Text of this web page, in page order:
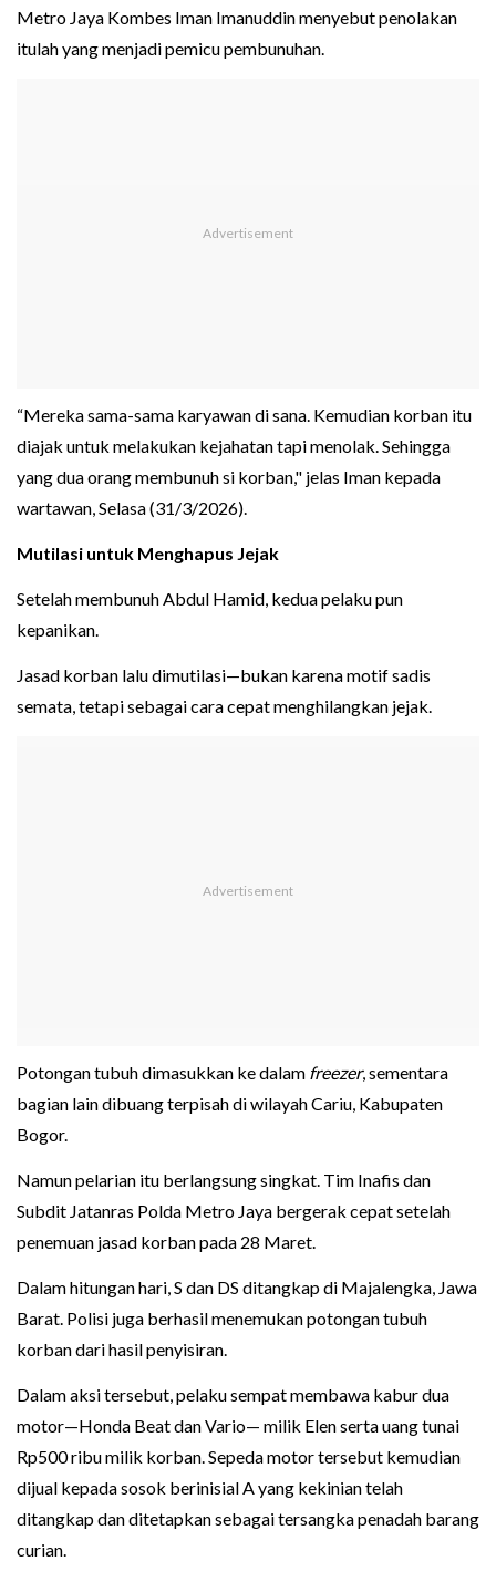
Metro Jaya Kombes Iman Imanuddin menyebut penolakan
itulah yang menjadi pemicu pembunuhan.
“Mereka sama-sama karyawan di sana. Kemudian korban itu
diajak untuk melakukan kejahatan tapi menolak. Sehingga
yang dua orang membunuh si korban," jelas Iman kepada
wartawan, Selasa (31/3/2026).
Mutilasi untuk Menghapus Jejak
Setelah membunuh Abdul Hamid, kedua pelaku pun
kepanikan.
Jasad korban lalu dimutilasi—bukan karena motif sadis
semata, tetapi sebagai cara cepat menghilangkan jejak.
Potongan tubuh dimasukkan ke dalam freezer, sementara
bagian lain dibuang terpisah di wilayah Cariu, Kabupaten
Bogor.
Namun pelarian itu berlangsung singkat. Tim Inafis dan
Subdit Jatanras Polda Metro Jaya bergerak cepat setelah
penemuan jasad korban pada 28 Maret.
Dalam hitungan hari, S dan DS ditangkap di Majalengka, Jawa
Barat. Polisi juga berhasil menemukan potongan tubuh
korban dari hasil penyisiran.
Dalam aksi tersebut, pelaku sempat membawa kabur dua
motor—Honda Beat dan Vario— milik Elen serta uang tunai
Rp500 ribu milik korban. Sepeda motor tersebut kemudian
dijual kepada sosok berinisial A yang kekinian telah
ditangkap dan ditetapkan sebagai tersangka penadah barang
curian.